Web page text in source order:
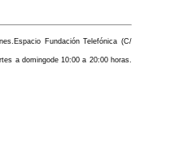
Fundación Telefónica (C/
a domingode 10:00 a 20:00 horas.